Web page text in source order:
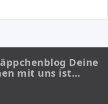
Deine
mit uns ist…